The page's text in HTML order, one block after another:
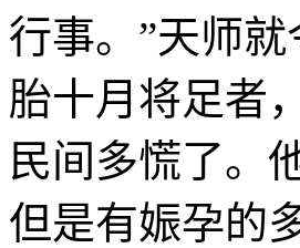
行事。”天师
胎十月将足者
民间多慌了。
但是有娠孕的